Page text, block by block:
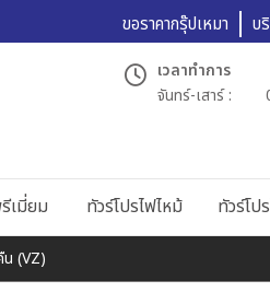
ขอราคากรุ๊ปเหมา บ
เวลาทำการ
จันทร์-เสาร์ :
เมี่ยม ทัวร์โปรไฟไหม้ ทัวร์โป
(VZ)